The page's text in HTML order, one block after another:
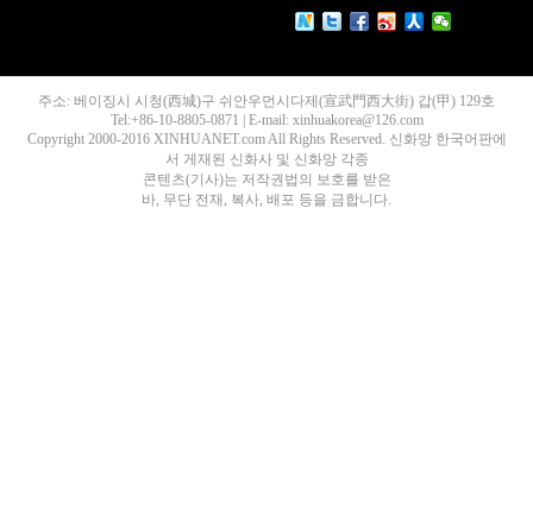
주소: 베이징시 시청(西城)구 쉬안우먼시다제(宣武門西大街) 갑(甲) 129호
Tel:+86-10-8805-0871 | E-mail: xinhuakorea@126.com
Copyright 2000-2016 XINHUANET.com All Rights Reserved. 신화망 한국어판에
서 게재된 신화사 및 신화망 각종
콘텐츠(기사)는 저작권법의 보호를 받은
바, 무단 전재, 복사, 배포 등을 금합니다.